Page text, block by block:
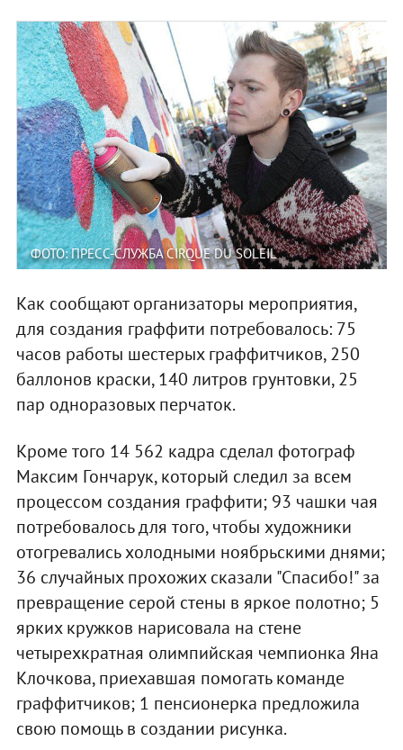
ФОТО: ПРЕСС-СЛУЖБА CIRQUE DU SOLEIL
Как сообщают организаторы мероприятия,
для создания граффити потребовалось: 75
часов работы шестерых граффитчиков, 250
баллонов краски, 140 литров грунтовки, 25
пар одноразовых перчаток.
Кроме того 14 562 кадра сделал фотограф
Максим Гончарук, который следил за всем
процессом создания граффити; 93 чашки чая
потребовалось для того, чтобы художники
отогревались холодными ноябрьскими днями;
36 случайных прохожих сказали "Спасибо!" за
превращение серой стены в яркое полотно; 5
ярких кружков нарисовала на стене
четырехкратная олимпийская чемпионка Яна
Клочкова, приехавшая помогать команде
граффитчиков; 1 пенсионерка предложила
свою помощь в создании рисунка.